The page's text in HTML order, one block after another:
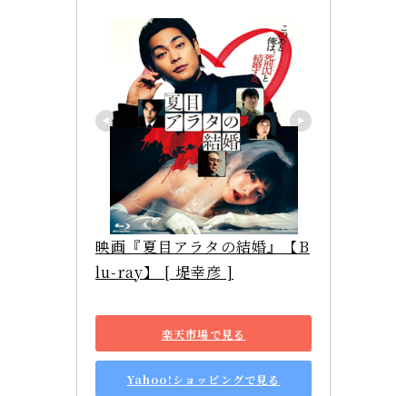
映画『夏目アラタの結婚』【B
lu-ray】 [ 堤幸彦 ]
楽天市場で見る
Yahoo!ショッピングで見る